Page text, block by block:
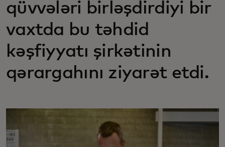
qüvvələri birləşdirdiyi bir
vaxtda bu təhdid
kəşfiyyatı şirkətinin
qərargahını ziyarət etdi.